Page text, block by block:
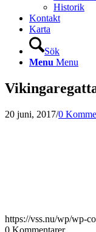
Historik
Kontakt
Karta
Sök
Menu Menu
20 juni, 2017/0
https://vss.nu/wp/wp-
0 Kommentarer